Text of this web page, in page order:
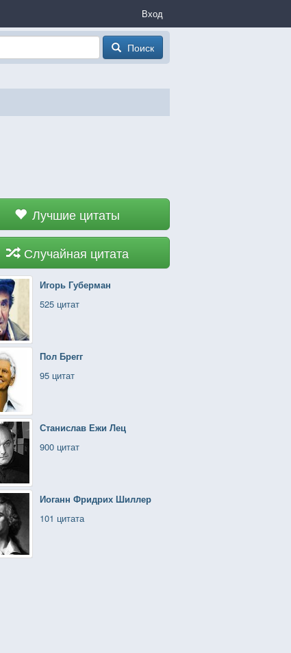
Вход
Поиск
Лучшие цитаты
Случайная цитата
Игорь Губерман
525 цитат
Пол Брегг
95 цитат
Станислав Ежи Лец
900 цитат
Иоганн Фридрих Шиллер
101 цитата